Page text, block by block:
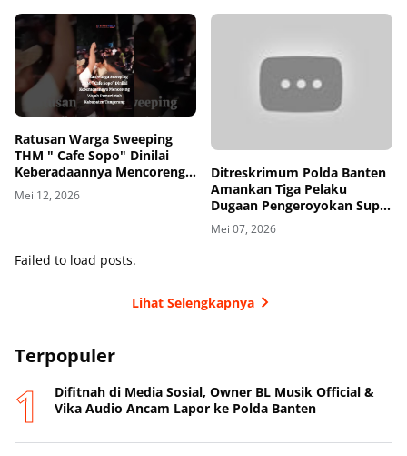
Ratusan Warga Sweeping
THM " Cafe Sopo" Dinilai
Keberadaannya Mencoreng
Wajah Pemerintah
Kabupaten Tangerang
Mei 12, 2026
Ditreskrimum Polda Banten
Amankan Tiga Pelaku
Dugaan Pengeroyokan Supir
di Toll
Mei 07, 2026
Failed to load posts.
Lihat Selengkapnya
Terpopuler
Difitnah di Media Sosial, Owner BL Musik Official &
Vika Audio Ancam Lapor ke Polda Banten